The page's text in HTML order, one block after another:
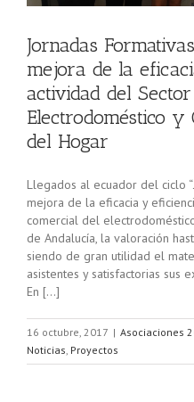
Jornadas
mejora de la
actividad del
Electrodoméstico
del Hogar
Llegados al ecuador del ciclo
mejora de la eficacia y
comercial del
de Andalucía, la valoración
siendo de gran utilidad el
asistentes y satisfactorias sus
En […]
16 octubre, 2017 | Asociaciones
Noticias Proyectos